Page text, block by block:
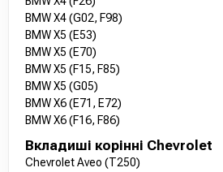
BMW X4 (G02, F98)
BMW X5 (E53)
BMW X5 (E70)
BMW X5 (F15, F85)
BMW X5 (G05)
BMW X6 (E71, E72)
BMW X6 (F16, F86)
Вкладиші корінні Chevrolet
Chevrolet Aveo (T250)